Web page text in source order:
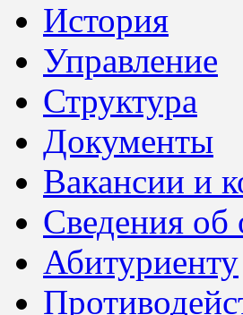
История
Управление
Структура
Документы
Вакансии и
Сведения об
Абитуриенту